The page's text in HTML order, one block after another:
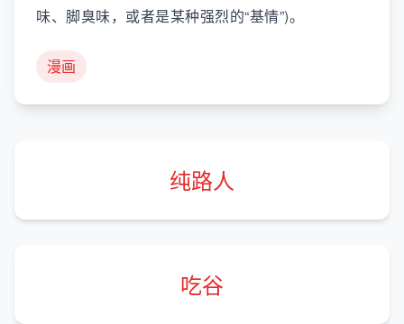
味、脚臭味，或者是某种强烈的“基情”)。
漫画
纯路人
吃谷